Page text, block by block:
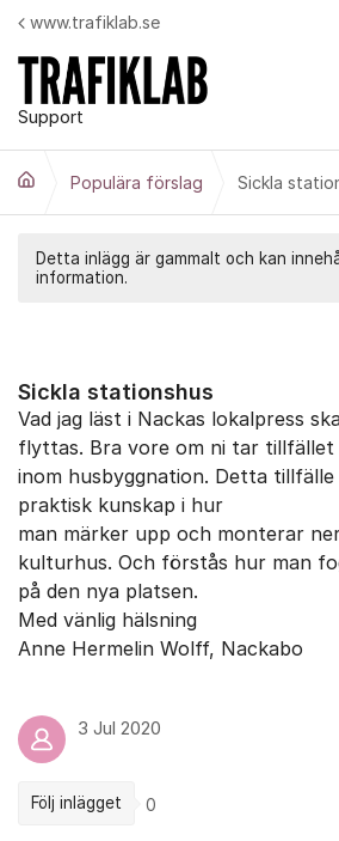
Hoppa till innehåll
Support
www.trafiklab.se
Populära förslag Sickla
Detta inlägg är gammalt och kan
information.
Sickla stationshus
Vad jag läst i Nackas lokalpress
flyttas. Bra vore om ni tar tillfället
inom husbyggnation. Detta tillfälle
praktisk kunskap i hur
man märker upp och monterar
kulturhus. Och förstås hur man
på den nya platsen.
Med vänlig hälsning
Anne Hermelin Wolff, Nackabo
3 Jul 2020
Följ inlägget 0